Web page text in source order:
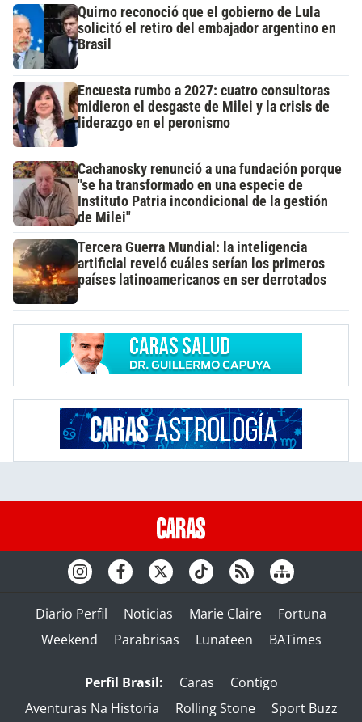
Quirno reconoció que el gobierno de Lula
solicitó el retiro del embajador argentino en
Brasil
Encuesta rumbo a 2027: cuatro consultoras
midieron el desgaste de Milei y la crisis de
liderazgo en el peronismo
Cachanosky renunció a una fundación porque
"se ha transformado en una especie de
Instituto Patria incondicional de la gestión
de Milei"
Tercera Guerra Mundial: la inteligencia
artificial reveló cuáles serían los primeros
países latinoamericanos en ser derrotados
Diario Perfil Noticias Marie Claire
Fortuna
Weekend
Parabrisas Lunateen BATimes
Perfil Brasil: Caras
Contigo
Aventuras Na Historia
Rolling Stone Sport Buzz